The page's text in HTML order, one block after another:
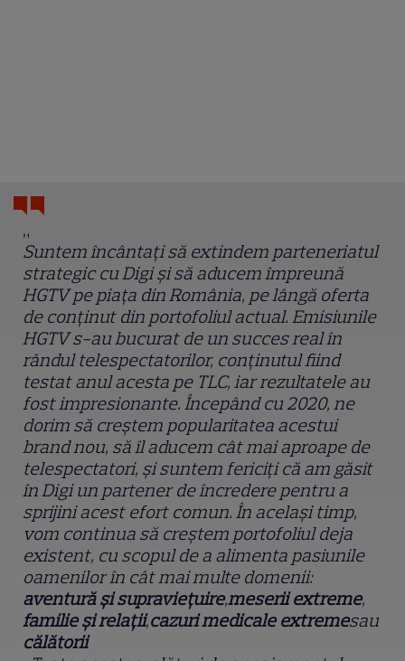
„
Suntem încântați să extindem parteneriatul
strategic cu Digi și să aducem împreună
HGTV pe piața din România, pe lângă oferta
de conținut din portofoliul actual. Emisiunile
HGTV s-au bucurat de un succes real în
rândul telespectatorilor, conținutul fiind
testat anul acesta pe TLC, iar rezultatele au
fost impresionante. Începând cu 2020, ne
dorim să creștem popularitatea acestui
brand nou, să îl aducem cât mai aproape de
telespectatori, și suntem fericiți că am găsit
în Digi un partener de încredere pentru a
sprijini acest efort comun. În același timp,
vom continua să creștem portofoliul deja
existent, cu scopul de a alimenta pasiunile
oamenilor în cât mai multe domenii:
aventură și supraviețuire,meserii extreme,
familie și relații,cazuri medicale extremesau
călătorii